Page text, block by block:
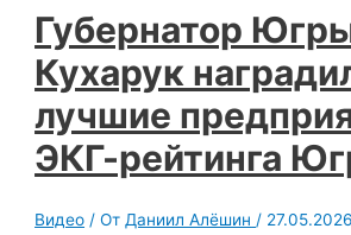
Губернатор
Кухарук
лучшие
ЭКГ-рейтинга
Видео / От Даниил Алёшин / 27.05.2026